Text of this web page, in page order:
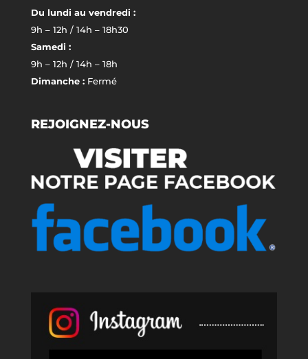
Du lundi au vendredi :
9h – 12h / 14h – 18h30
Samedi :
9h – 12h / 14h – 18h
Dimanche :Fermé
REJOIGNEZ-NOUS